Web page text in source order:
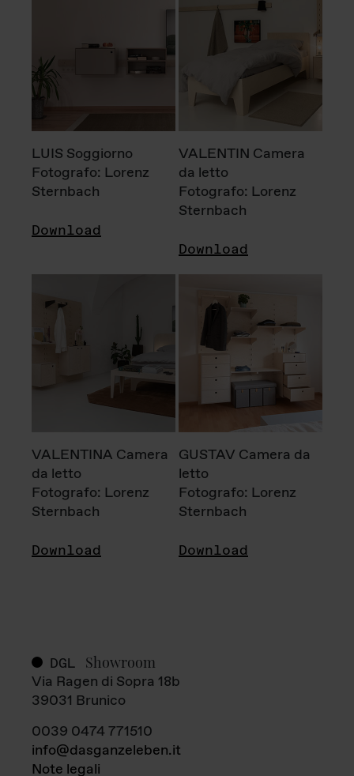
LUIS Soggiorno
Fotografo: Lorenz
Sternbach
Download
VALENTIN Camera
da letto
Fotografo: Lorenz
Sternbach
Download
VALENTINA Camera
da letto
Fotografo: Lorenz
Sternbach
Download
GUSTAV Camera da
letto
Fotografo: Lorenz
Sternbach
Download
DGL Showroom
Via Ragen di Sopra 18b
39031 Brunico
0039 0474 771510
info@dasganzeleben.it
Note legali